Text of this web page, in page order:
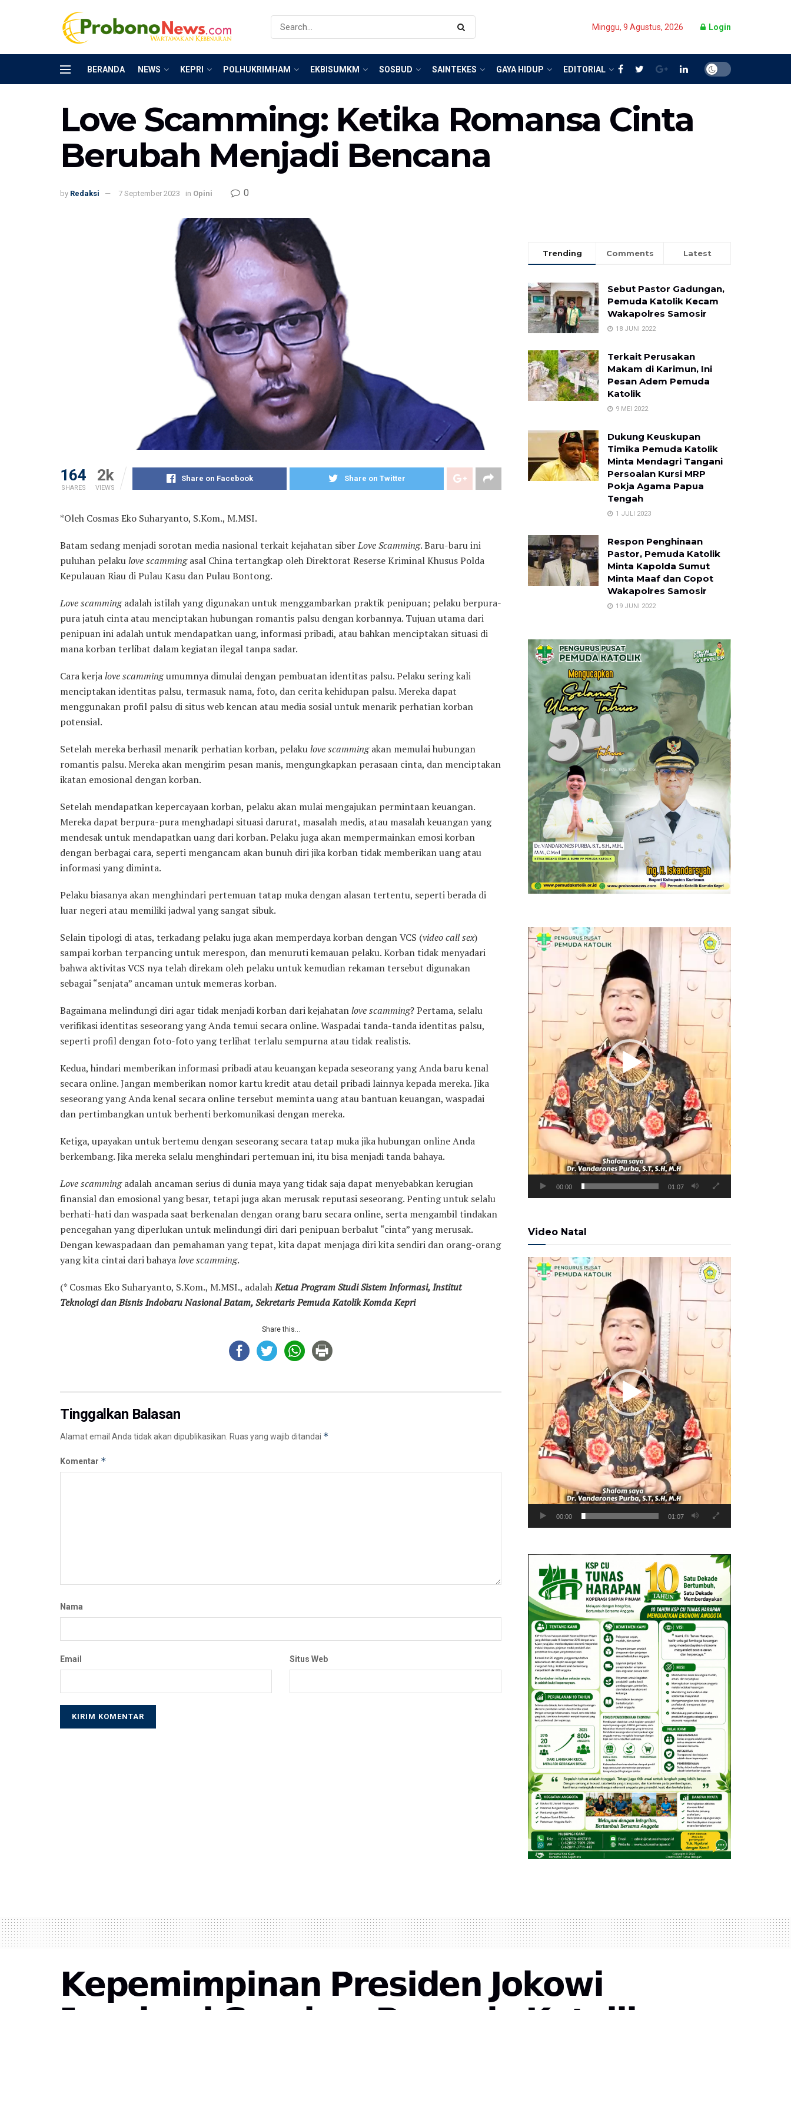
Minggu, 9 Agustus, 2026 Login
BERANDA NEWS KEPRI POLHUKRIMHAM EKBISUMKM SOSBUD SAINTEKES GAYA HIDUP EDITORIAL
Love Scamming: Ketika Romansa Cinta
Berubah Menjadi Bencana
by Redaksi 7 September 2023 in Opini 0
164
SHARES
2k
VIEWS
Share on Facebook Share on Twitter
*Oleh Cosmas Eko Suharyanto, S.Kom., M.MSI.
Batam sedang menjadi sorotan media nasional terkait kejahatan siberLove Scamming. Baru-baru ini
puluhan pelakulove scammingasal China tertangkap oleh Direktorat Reserse Kriminal Khusus Polda
Kepulauan Riau di Pulau Kasu dan Pulau Bontong.
Love scammingadalah istilah yang digunakan untuk menggambarkan praktik penipuan; pelaku berpura-
pura jatuh cinta atau menciptakan hubungan romantis palsu dengan korbannya. Tujuan utama dari
penipuan ini adalah untuk mendapatkan uang, informasi pribadi, atau bahkan menciptakan situasi di
mana korban terlibat dalam kegiatan ilegal tanpa sadar.
Cara kerjalove scammingumumnya dimulai dengan pembuatan identitas palsu. Pelaku sering kali
menciptakan identitas palsu, termasuk nama, foto, dan cerita kehidupan palsu. Mereka dapat
menggunakan profil palsu di situs web kencan atau media sosial untuk menarik perhatian korban
potensial.
Setelah mereka berhasil menarik perhatian korban, pelakulove scammingakan memulai hubungan
romantis palsu. Mereka akan mengirim pesan manis, mengungkapkan perasaan cinta, dan menciptakan
ikatan emosional dengan korban.
Setelah mendapatkan kepercayaan korban, pelaku akan mulai mengajukan permintaan keuangan.
Mereka dapat berpura-pura menghadapi situasi darurat, masalah medis, atau masalah keuangan yang
mendesak untuk mendapatkan uang dari korban. Pelaku juga akan mempermainkan emosi korban
dengan berbagai cara, seperti mengancam akan bunuh diri jika korban tidak memberikan uang atau
informasi yang diminta.
Pelaku biasanya akan menghindari pertemuan tatap muka dengan alasan tertentu, seperti berada di
luar negeri atau memiliki jadwal yang sangat sibuk.
Selain tipologi di atas, terkadang pelaku juga akan memperdaya korban dengan VCS (video call sex)
sampai korban terpancing untuk merespon, dan menuruti kemauan pelaku. Korban tidak menyadari
bahwa aktivitas VCS nya telah direkam oleh pelaku untuk kemudian rekaman tersebut digunakan
sebagai “senjata” ancaman untuk memeras korban.
Bagaimana melindungi diri agar tidak menjadi korban dari kejahatanlove scamming? Pertama, selalu
verifikasi identitas seseorang yang Anda temui secara online. Waspadai tanda-tanda identitas palsu,
seperti profil dengan foto-foto yang terlihat terlalu sempurna atau tidak realistis.
Kedua, hindari memberikan informasi pribadi atau keuangan kepada seseorang yang Anda baru kenal
secara online. Jangan memberikan nomor kartu kredit atau detail pribadi lainnya kepada mereka. Jika
seseorang yang Anda kenal secara online tersebut meminta uang atau bantuan keuangan, waspadai
dan pertimbangkan untuk berhenti berkomunikasi dengan mereka.
Ketiga, upayakan untuk bertemu dengan seseorang secara tatap muka jika hubungan online Anda
berkembang. Jika mereka selalu menghindari pertemuan ini, itu bisa menjadi tanda bahaya.
Love scammingadalah ancaman serius di dunia maya yang tidak saja dapat menyebabkan kerugian
finansial dan emosional yang besar, tetapi juga akan merusak reputasi seseorang. Penting untuk selalu
berhati-hati dan waspada saat berkenalan dengan orang baru secara online, serta mengambil tindakan
pencegahan yang diperlukan untuk melindungi diri dari penipuan berbalut “cinta” yang merusak.
Dengan kewaspadaan dan pemahaman yang tepat, kita dapat menjaga diri kita sendiri dan orang-orang
yang kita cintai dari bahayalove scamming.
(* Cosmas Eko Suharyanto, S.Kom., M.MSI., adalahKetua Program Studi Sistem Informasi, Institut
Teknologi dan Bisnis Indobaru Nasional Batam, Sekretaris Pemuda Katolik Komda Kepri
Share this...
Tinggalkan Balasan
Alamat email Anda tidak akan dipublikasikan. Ruas yang wajib ditandai *
Komentar *
Nama
Email Situs Web
Trending Comments Latest
Sebut Pastor Gadungan,
Pemuda Katolik Kecam
Wakapolres Samosir
18 JUNI 2022
Terkait Perusakan
Makam di Karimun, Ini
Pesan Adem Pemuda
Katolik
9 MEI 2022
Dukung Keuskupan
Timika Pemuda Katolik
Minta Mendagri Tangani
Persoalan Kursi MRP
Pokja Agama Papua
Tengah
1 JULI 2023
Respon Penghinaan
Pastor, Pemuda Katolik
Minta Kapolda Sumut
Minta Maaf dan Copot
Wakapolres Samosir
19 JUNI 2022
Pemutar
Video
00:00 01:07
Video Natal
Pemutar
Video
00:00 01:07
𝗞𝗲𝗽𝗲𝗺𝗶𝗺𝗽𝗶𝗻𝗮𝗻 𝗣𝗿𝗲𝘀𝗶𝗱𝗲𝗻 𝗝𝗼𝗸𝗼𝘄𝗶
𝗜𝗻𝘀𝗽𝗶𝗿𝗮𝘀𝗶 𝗚𝗲𝗿𝗮𝗸𝗮𝗻 𝗣𝗲𝗺𝘂𝗱𝗮 𝗞𝗮𝘁𝗼𝗹𝗶𝗸